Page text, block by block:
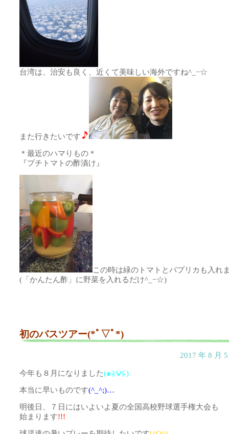
台湾は、治安も良く、近くて美味しい海外ですね^_−☆
また行きたいです
＊最近のハマりもの＊
『プチトマトの酢漬け』
この時は緑のトマトとパプリカも入れ
(「かんたん酢」に野菜を入れるだけ^_−☆)
初のバスツアー(*ﾟ▽ﾟ*)
2017 年 8 月
今年も８月になりました(๑≧౪≦)
本当に早いものです(^_^;)…
明後日、７日にはいよいよ夏の全国高校野球選手権大会も
始まります!!!